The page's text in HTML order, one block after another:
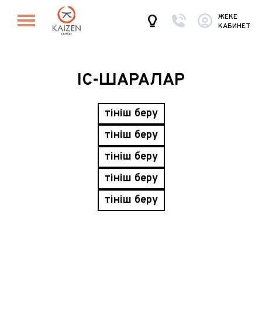
ЖЕКЕ
КАБИНЕТ
ІС-ШАРАЛАР
Өтініш беру
Өтініш беру
Өтініш беру
Өтініш беру
Өтініш беру